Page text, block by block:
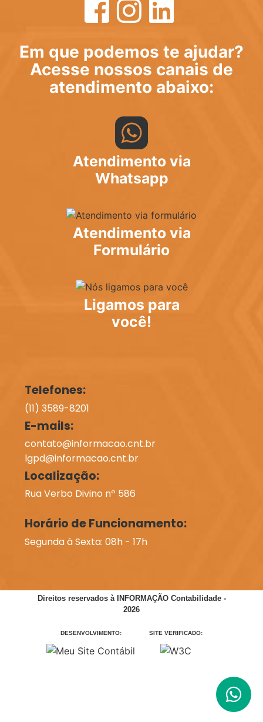
Em que podemos te ajudar?
Acesse nossos canais de
atendimento abaixo:
Atendimento via
Whatsapp
Atendimento via
Formulário
Ligamos para
você!
Telefones:
(11) 3589-8201
E-mails:
contato@informacao.cnt.br
lgpd@informacao.cnt.br
Localização:
Rua Verbo Divino nº 586
Horário de Funcionamento:
Segunda à Sexta: 08h - 17h
Direitos reservados à INFORMAÇÃO Contabilidade -
2026
DESENVOLVIMENTO: SITE VERIFICADO: